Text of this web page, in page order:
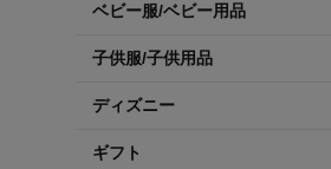
ベビー服/ベビー用品
子供服/子供用品
ディズニー
ギフト